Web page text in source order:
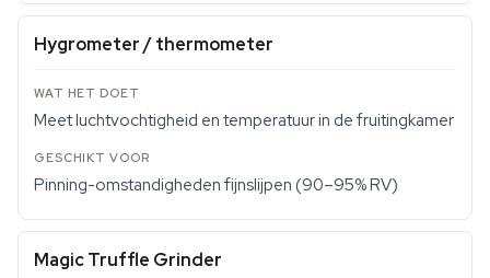
Hygrometer / thermometer
Meet luchtvochtigheid en temperatuur in de fruitingkamer
Pinning-omstandigheden fijnslijpen (90–95% RV)
Magic Truffle Grinder